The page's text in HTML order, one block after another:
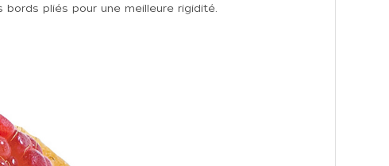
pliés pour une meilleure rigidité.